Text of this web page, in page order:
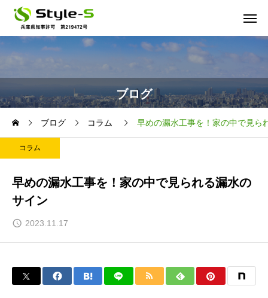
ブログ
ブログ コラム 早めの漏水工事を！家の中で見ら
コラム
早めの漏水工事を！家の中で見られる漏水の
サイン
2023.11.17